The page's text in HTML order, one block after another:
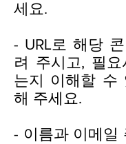
세요.
- URL로 해당
려 주시고, 필
는지 이해할 수
해 주세요.
- 이름과 이메일